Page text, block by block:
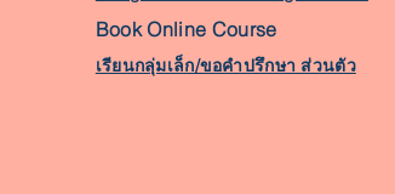
Book Online Course
เรียนกลุ่มเล็ก/ขอคำปรึกษา ส่วนตัว